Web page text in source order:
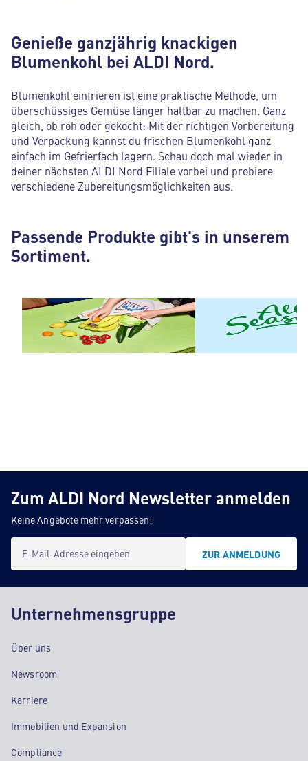
Genieße ganzjährig knackigen
Blumenkohl bei ALDI Nord.
Blumenkohl einfrieren ist eine praktische Methode, um
überschüssiges Gemüse länger haltbar zu machen. Ganz
gleich, ob roh oder gekocht: Mit der richtigen Vorbereitung
und Verpackung kannst du frischen Blumenkohl ganz
einfach im Gefrierfach lagern. Schau doch mal wieder in
deiner nächsten ALDI Nord Filiale vorbei und probiere
verschiedene Zubereitungsmöglichkeiten aus.
Passende Produkte gibt's in unserem
Sortiment.
Zum ALDI Nord Newsletter anmelden
Keine Angebote mehr verpassen!
E-Mail-Adresse eingeben ZUR ANMELDUNG
Unternehmensgruppe
Über uns
Newsroom
Karriere
Immobilien und Expansion
Compliance